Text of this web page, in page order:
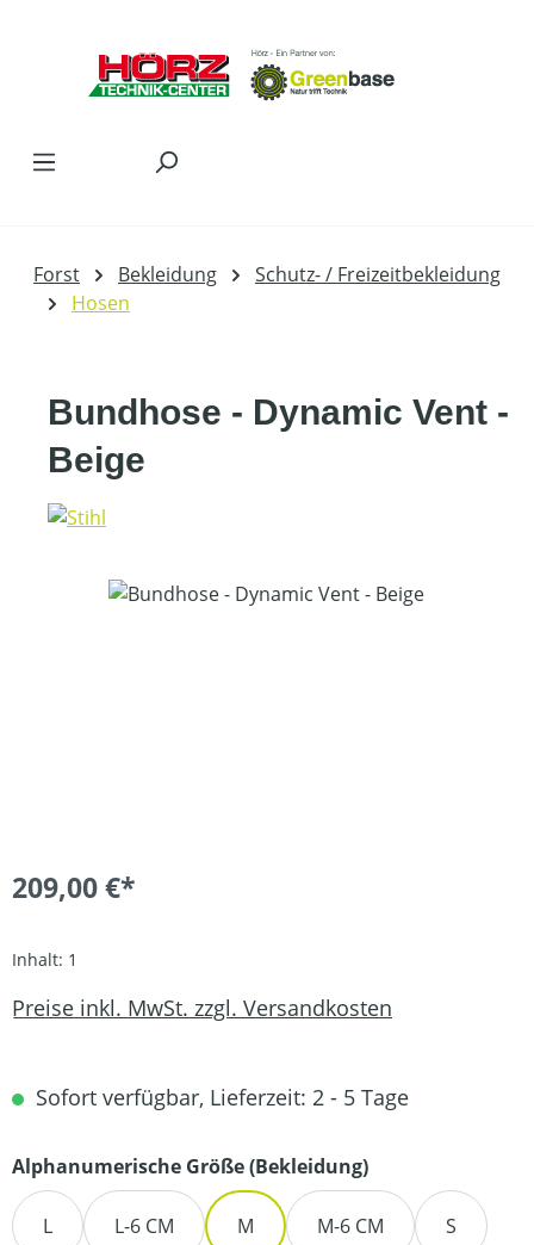
Forst Bekleidung
Schutz- / Freizeitbekleidung
Hosen
Bundhose - Dynamic Vent -
Beige
Bildergalerie überspringen
209,00 €*
Inhalt: 1
Preise inkl. MwSt. zzgl. Versandkosten
Sofort verfügbar, Lieferzeit: 2 - 5 Tage
Alphanumerische Größe (Bekleidung)auswählen
L L-6 CM M M-6 CM S